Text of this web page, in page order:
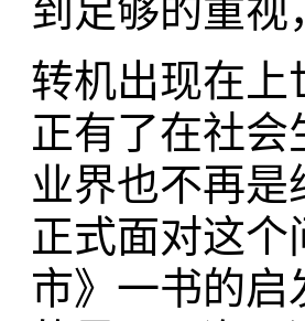
到足够的重视
转机出现在上
正有了在社
业界也不再
正式面对这
市》一书的